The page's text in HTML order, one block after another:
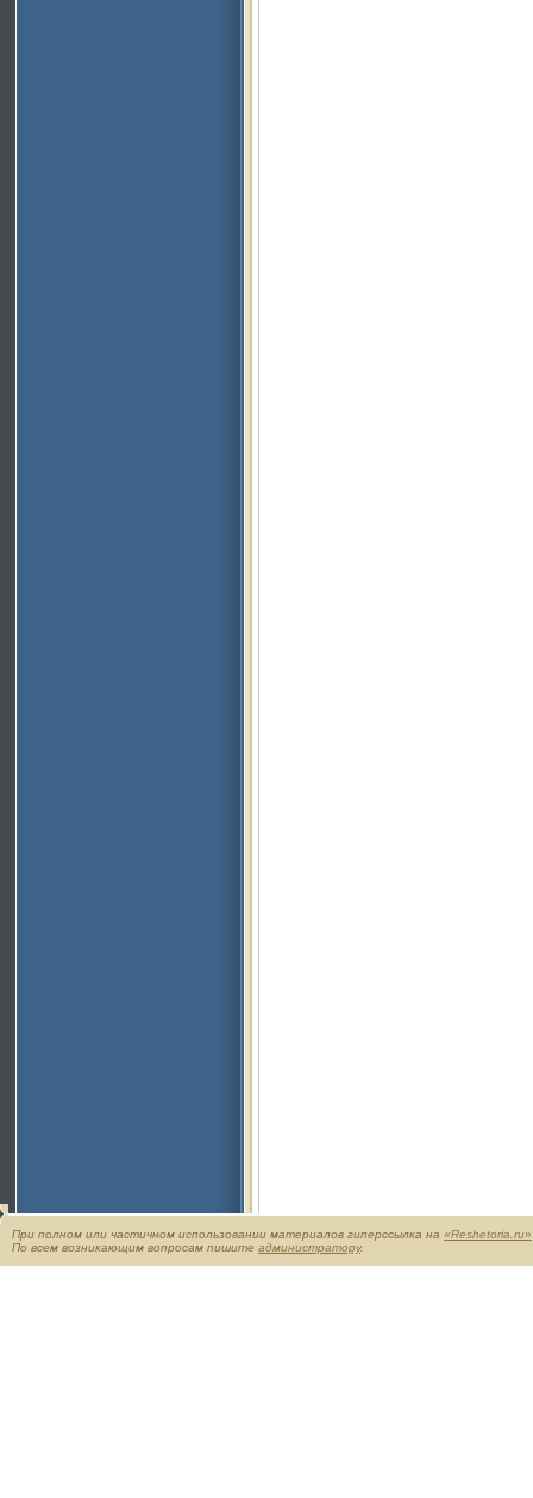
При полном или частичном использовании материалов гиперссылка на «Reshetoria.ru»
По всем возникающим вопросам пишите администратору.